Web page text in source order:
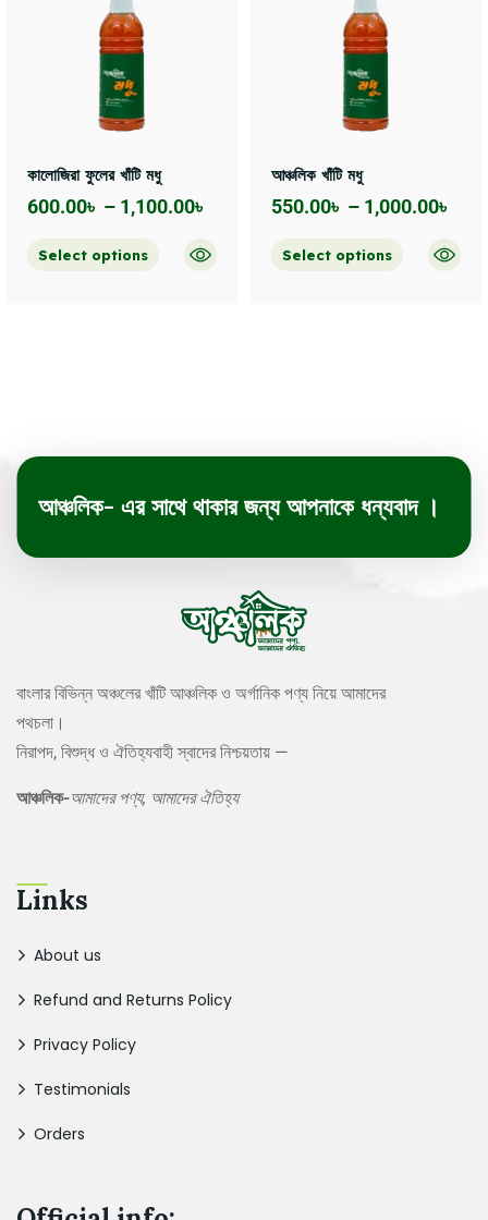
কালোজিরা ফুলের খাঁটি মধু
600.00৳ – 1,100.00৳
Select options
আঞ্চলিক খাঁটি মধু
550.00৳ – 1,000.00৳
Select options
আঞ্চলিক- এর সাথে থাকার জন্য আপনাকে ধন্যবাদ ।
বাংলার বিভিন্ন অঞ্চলের খাঁটি আঞ্চলিক ও অর্গানিক পণ্য নিয়ে আমাদের
পথচলা।
নিরাপদ, বিশুদ্ধ ও ঐতিহ্যবাহী স্বাদের নিশ্চয়তায় —
আঞ্চলিক-আমাদের পণ্য, আমাদের ঐতিহ্য
Links
About us
Refund and Returns Policy
Privacy Policy
Testimonials
Orders